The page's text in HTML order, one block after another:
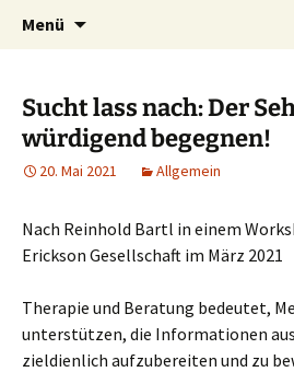
Ulrike Roderwald
Heilpraktische
Menü
Sucht lass nach: Der
würdigend begegnen!
20. Mai 2021 Allgemein
Nach Reinhold Bartl in einem
Erickson Gesellschaft im März 2021
Therapie und Beratung bedeutet,
unterstützen, die Informationen
zieldienlich aufzubereiten und zu